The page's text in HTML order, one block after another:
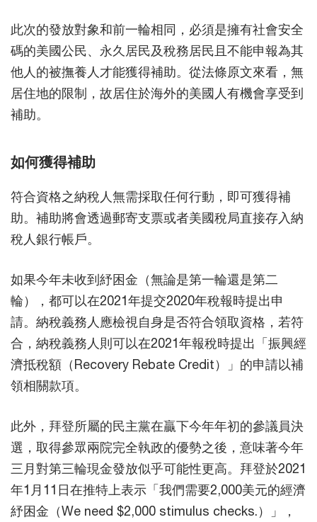
此次的發放對象和前一輪相同，必須是擁有社會安全
碼的美國公民、永久居民及稅務居民且不能申報為其
他人的被撫養人才能獲得補助。從法條原文來看，無
居住地的限制，故居住於海外的美國人有機會享受到
補助。
如何獲得補助
符合資格之納稅人無需採取任何行動，即可獲得補
助。補助將會透過郵寄支票或者美國稅局直接存入納
稅人銀行帳戶。
如果今年未收到紓困金（無論是第一輪還是第二
輪），都可以在2021年提交2020年稅報時提出申
請。納稅義務人應檢視自身是否符合領取資格，若符
合，納稅義務人則可以在2021年報稅時提出「振興經
濟抵稅額（Recovery Rebate Credit）」的申請以補
領相關款項。
此外，拜登所屬的民主黨在贏下今年年初的參議員決
選，取得參眾兩院完全執政的優勢之後，意味著今年
三月對第三輪現金發放似乎可能性更高。拜登於2021
年1月11日在推特上表示「我們需要2,000美元的經濟
紓困金（We need $2,000 stimulus checks.）」，